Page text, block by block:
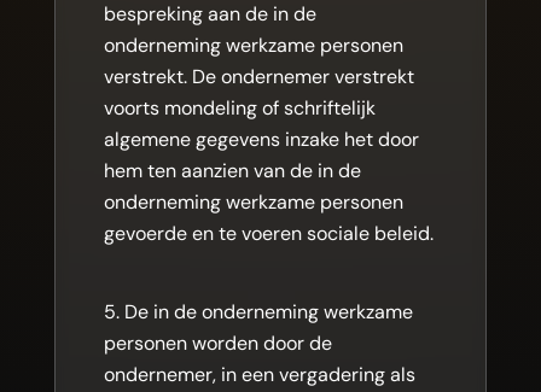
bespreking aan de in de
onderneming werkzame personen
verstrekt. De ondernemer verstrekt
voorts mondeling of schriftelijk
algemene gegevens inzake het door
hem ten aanzien van de in de
onderneming werkzame personen
gevoerde en te voeren sociale beleid.
De in de onderneming werkzame
personen worden door de
ondernemer, in een vergadering als